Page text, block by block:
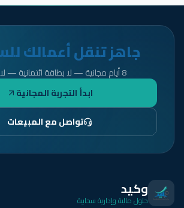
جاهز تنقل أعمالك
8 أيام مجانية — لا بطاقة ائتمانية — لا التزامات
ابدأ التجربة المجانية
تواصل مع المبيعات
وكيد
حلول مالية وإدارية سحابية